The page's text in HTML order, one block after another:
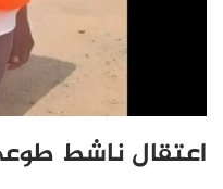
اعتقال ناشط